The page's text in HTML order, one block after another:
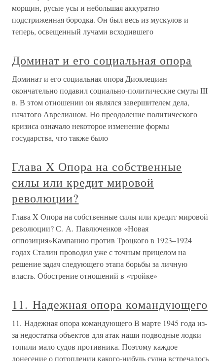
морщин, русые усы и небольшая аккуратно
подстриженная бородка. Он был весь из мускулов и
теперь, освещенный лучами всходившего
Доминат и его социальная опора
Доминат и его социальная опора Диоклециан
окончательно подавил социально-политические смуты III
в. В этом отношении он являлся завершителем дела,
начатого Аврелианом. Но преодоление политического
кризиса означало некоторое изменение формы
государства, что также было
Глава X Опора на собственные
силы или кредит мировой
революции?
Глава X Опора на собственные силы или кредит мировой
революции? С. А. Павлюченков «Новая
оппозиция»Кампанию против Троцкого в 1923–1924
годах Сталин проводил уже с точным прицелом на
решение задач следующего этапа борьбы за личную
власть. Обострение отношений в «тройке»
11. Надежная опора командующего
11. Надежная опора командующего В марте 1945 года из-
за недостатка объектов для атак наши подводные лодки
топили мало судов противника. Поэтому каждое
донесение о потоплении какого-нибудь судна встречалось